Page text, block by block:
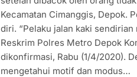
Kecamatan Cimanggis, Depok.
diri. “Pelaku jalan kaki
Reskrim Polres Metro Depok
dikonfirmasi, Rabu (1/4/2020).
mengetahui motif dan modus…